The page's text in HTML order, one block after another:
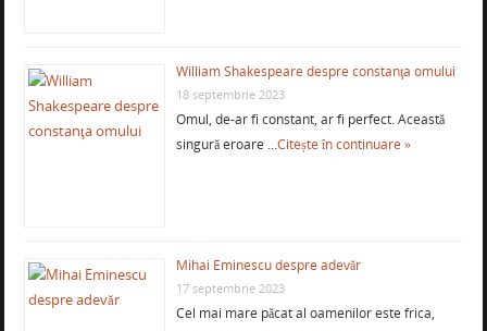
William Shakespeare despre constanţa omului
18 septembrie 2023
Omul, de-ar fi constant, ar fi perfect. Această
singură eroare …Citește în continuare »
Mihai Eminescu despre adevăr
17 septembrie 2023
Cel mai mare păcat al oamenilor este frica,